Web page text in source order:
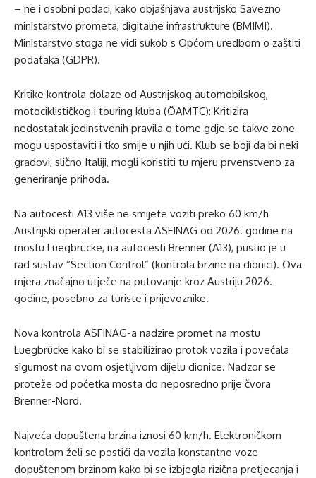
– ne i osobni podaci, kako objašnjava austrijsko Savezno
ministarstvo prometa, digitalne infrastrukture (BMIMI).
Ministarstvo stoga ne vidi sukob s Općom uredbom o zaštiti
podataka (GDPR).
Kritike kontrola dolaze od Austrijskog automobilskog,
motociklističkog i touring kluba (ÖAMTC): Kritizira
nedostatak jedinstvenih pravila o tome gdje se takve zone
mogu uspostaviti i tko smije u njih ući. Klub se boji da bi neki
gradovi, slično Italiji, mogli koristiti tu mjeru prvenstveno za
generiranje prihoda.
Na autocesti A13 više ne smijete voziti preko 60 km/h
Austrijski operater autocesta ASFINAG od 2026. godine na
mostu Luegbrücke, na autocesti Brenner (A13), pustio je u
rad sustav “Section Control” (kontrola brzine na dionici). Ova
mjera značajno utječe na putovanje kroz Austriju 2026.
godine, posebno za turiste i prijevoznike.
Nova kontrola ASFINAG-a nadzire promet na mostu
Luegbrücke kako bi se stabilizirao protok vozila i povećala
sigurnost na ovom osjetljivom dijelu dionice. Nadzor se
proteže od početka mosta do neposredno prije čvora
Brenner-Nord.
Najveća dopuštena brzina iznosi 60 km/h. Elektroničkom
kontrolom želi se postići da vozila konstantno voze
dopuštenom brzinom kako bi se izbjegla rizična pretjecanja i